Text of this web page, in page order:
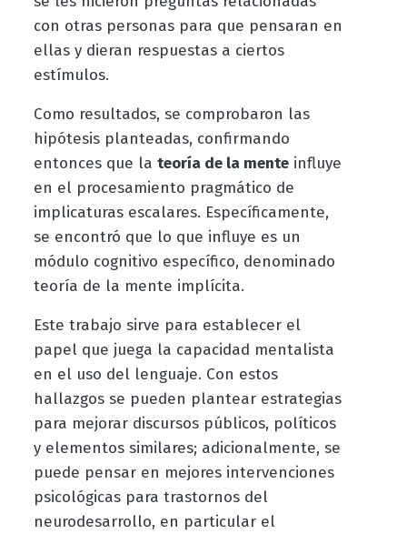
con otras personas para que pensaran en
ellas y dieran respuestas a ciertos
estímulos.
Como resultados, se comprobaron las
hipótesis planteadas, confirmando
entonces que la teoría de la menteinfluye
en el procesamiento pragmático de
implicaturas escalares. Específicamente,
se encontró que lo que influye es un
módulo cognitivo específico, denominado
teoría de la mente implícita.
Este trabajo sirve para establecer el
papel que juega la capacidad mentalista
en el uso del lenguaje. Con estos
hallazgos se pueden plantear estrategias
para mejorar discursos públicos, políticos
y elementos similares; adicionalmente, se
puede pensar en mejores intervenciones
psicológicas para trastornos del
neurodesarrollo, en particular el